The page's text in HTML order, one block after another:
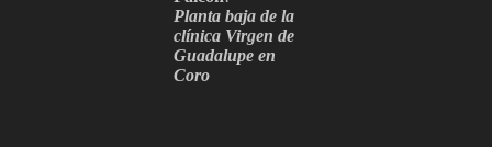
Planta baja de la
clínica Virgen de
Guadalupe en
Coro